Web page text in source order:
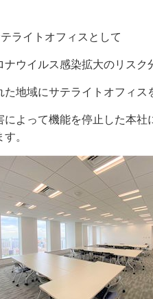
ライトオフィスとして
ナウイルス感染拡大のリスク
た地域にサテライトオフィス
によって機能を停止した本
す。